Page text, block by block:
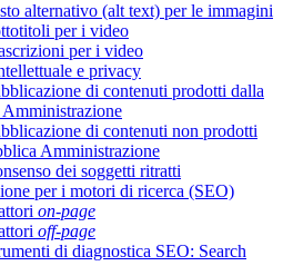
alternativo (alt text) per le immagini
per i video
per i video
e privacy
di contenuti prodotti dalla
di contenuti non prodotti
Amministrazione
dei soggetti ritratti
per i motori di ricerca (SEO)
on-page
off-page
di diagnostica SEO: Search